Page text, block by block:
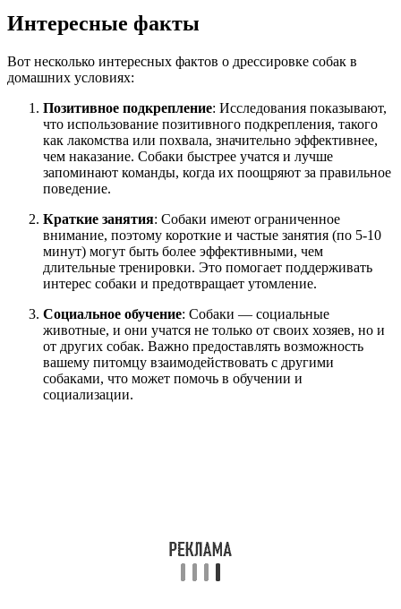
Интересные факты
Вот несколько интересных фактов о дрессировке собак в
домашних условиях:
Позитивное подкрепление: Исследования показывают,
что использование позитивного подкрепления, такого
как лакомства или похвала, значительно эффективнее,
чем наказание. Собаки быстрее учатся и лучше
запоминают команды, когда их поощряют за правильное
поведение.
Краткие занятия: Собаки имеют ограниченное
внимание, поэтому короткие и частые занятия (по 5-10
минут) могут быть более эффективными, чем
длительные тренировки. Это помогает поддерживать
интерес собаки и предотвращает утомление.
Социальное обучение: Собаки — социальные
животные, и они учатся не только от своих хозяев, но и
от других собак. Важно предоставлять возможность
вашему питомцу взаимодействовать с другими
собаками, что может помочь в обучении и
социализации.